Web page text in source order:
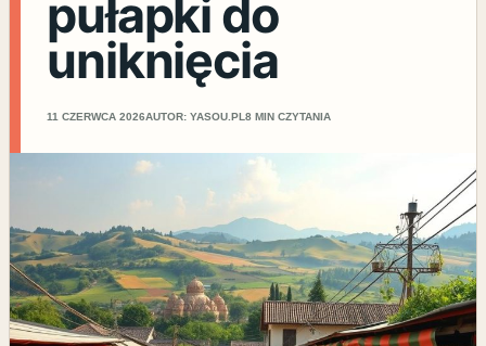
pułapki do
uniknięcia
11 CZERWCA 2026AUTOR: YASOU.PL 8 MIN CZYTANIA